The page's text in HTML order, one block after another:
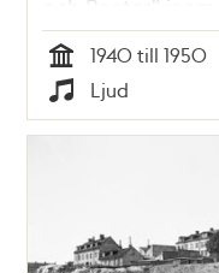
och Poeter" inom
Vitabergsklubben
Tid
1940 till 1950
Typ
Ljud